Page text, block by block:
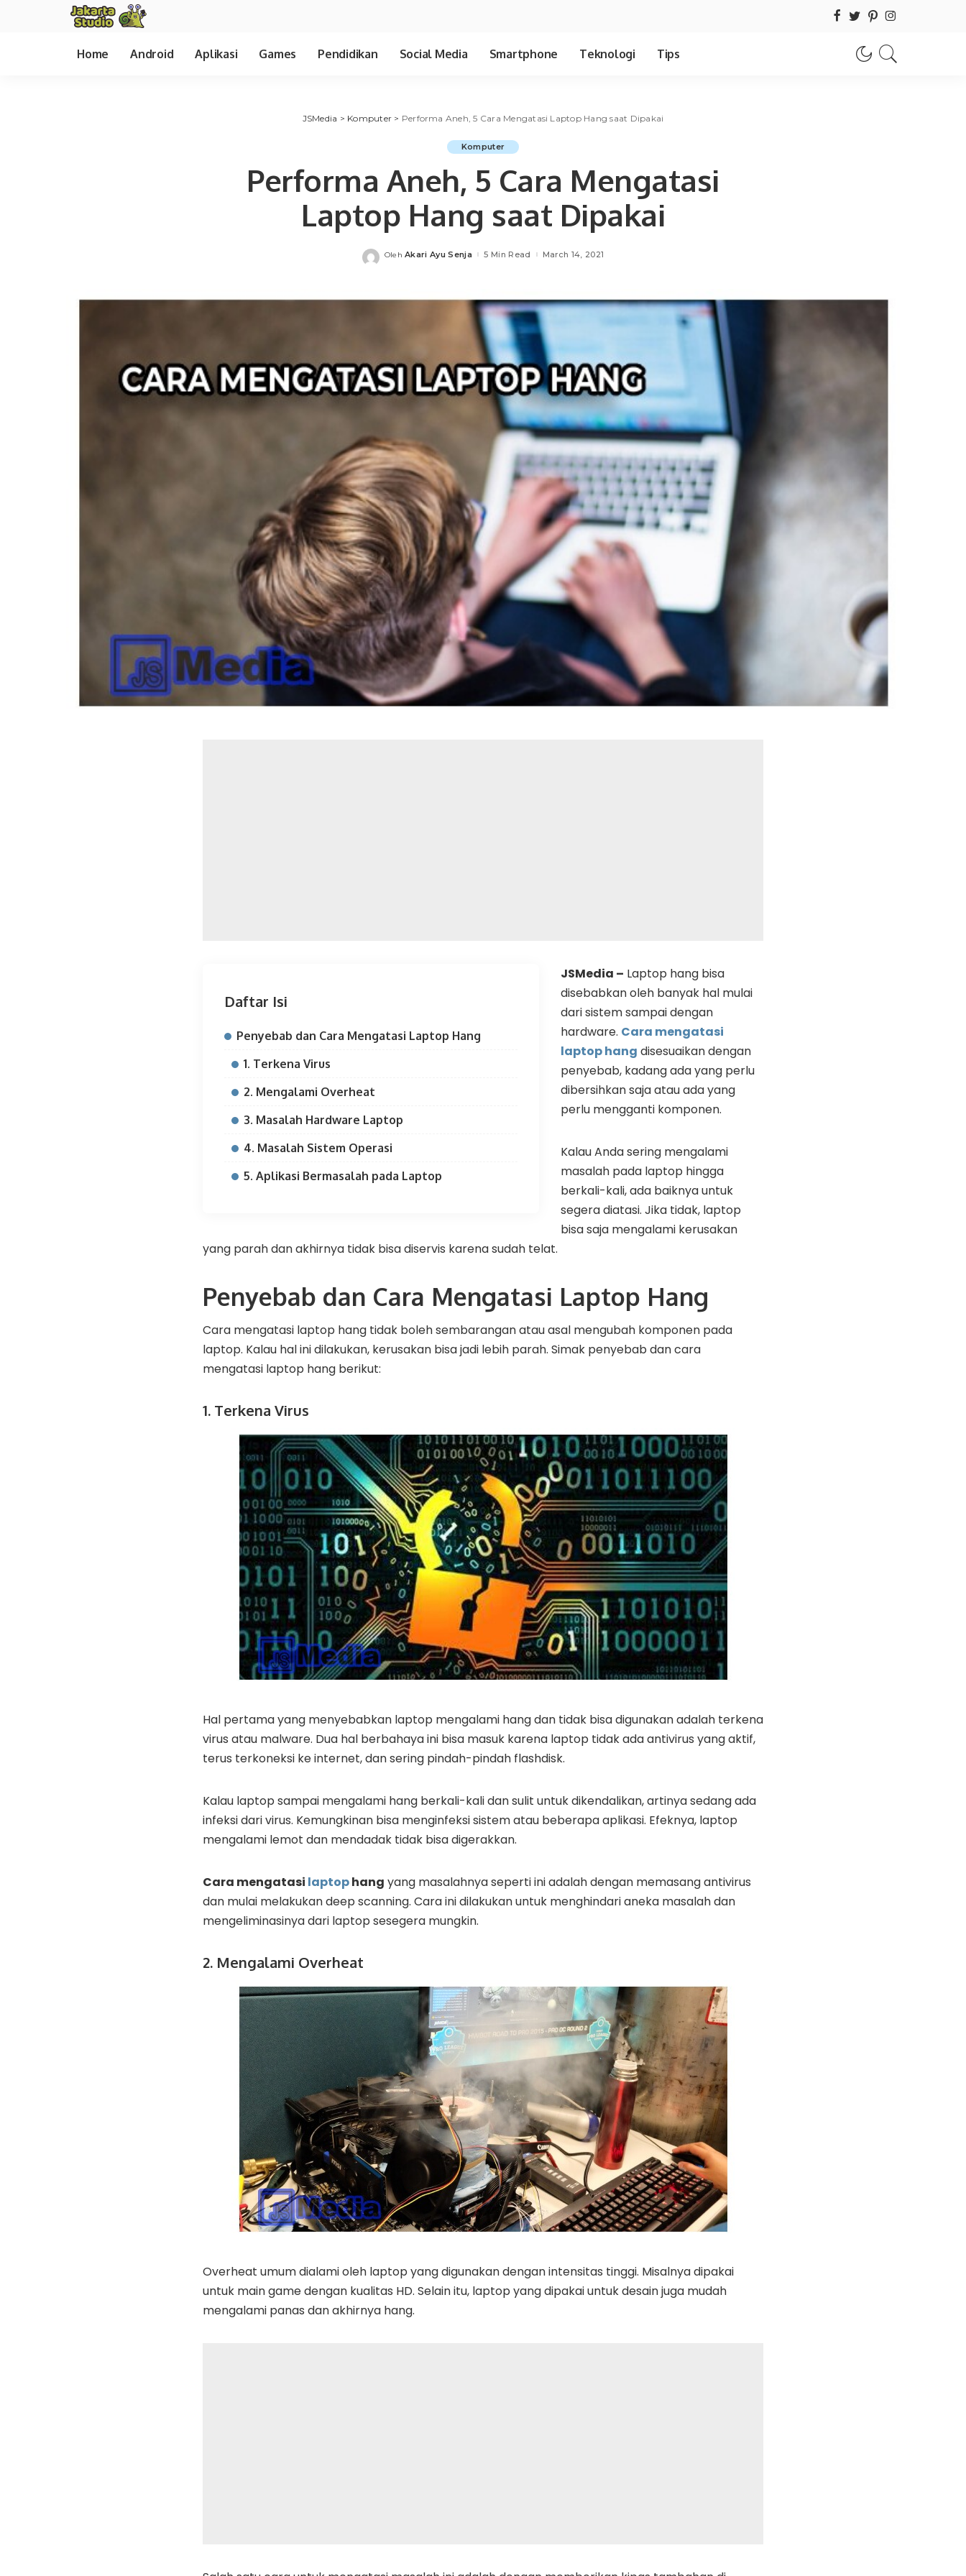
Home Android Aplikasi Games Pendidikan Social Media Smartphone Teknologi Tips
JSMedia > Komputer > Performa Aneh, 5 Cara Mengatasi Laptop Hang saat Dipakai
Komputer
Performa Aneh, 5 Cara Mengatasi
Laptop Hang saat Dipakai
Posted
Oleh Akari Ayu Senja 5 Min Read March 14, 2021
Daftar Isi
Penyebab dan Cara Mengatasi Laptop Hang
1. Terkena Virus
2. Mengalami Overheat
3. Masalah Hardware Laptop
4. Masalah Sistem Operasi
5. Aplikasi Bermasalah pada Laptop
JSMedia – Laptop hang bisa
disebabkan oleh banyak hal mulai
dari sistem sampai dengan
hardware. Cara mengatasi
laptop hang disesuaikan dengan
penyebab, kadang ada yang perlu
dibersihkan saja atau ada yang
perlu mengganti komponen.
Kalau Anda sering mengalami
masalah pada laptop hingga
berkali-kali, ada baiknya untuk
segera diatasi. Jika tidak, laptop
bisa saja mengalami kerusakan
yang parah dan akhirnya tidak bisa diservis karena sudah telat.
Penyebab dan Cara Mengatasi Laptop Hang
Cara mengatasi laptop hang tidak boleh sembarangan atau asal mengubah komponen pada
laptop. Kalau hal ini dilakukan, kerusakan bisa jadi lebih parah. Simak penyebab dan cara
mengatasi laptop hang berikut:
1. Terkena Virus
Hal pertama yang menyebabkan laptop mengalami hang dan tidak bisa digunakan adalah terkena
virus atau malware. Dua hal berbahaya ini bisa masuk karena laptop tidak ada antivirus yang aktif,
terus terkoneksi ke internet, dan sering pindah-pindah flashdisk.
Kalau laptop sampai mengalami hang berkali-kali dan sulit untuk dikendalikan, artinya sedang ada
infeksi dari virus. Kemungkinan bisa menginfeksi sistem atau beberapa aplikasi. Efeknya, laptop
mengalami lemot dan mendadak tidak bisa digerakkan.
Cara mengatasi laptophang yang masalahnya seperti ini adalah dengan memasang antivirus
dan mulai melakukan deep scanning. Cara ini dilakukan untuk menghindari aneka masalah dan
mengeliminasinya dari laptop sesegera mungkin.
2. Mengalami Overheat
Overheat umum dialami oleh laptop yang digunakan dengan intensitas tinggi. Misalnya dipakai
untuk main game dengan kualitas HD. Selain itu, laptop yang dipakai untuk desain juga mudah
mengalami panas dan akhirnya hang.